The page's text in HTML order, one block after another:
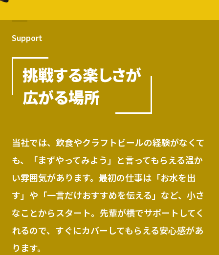
Support
挑戦する楽しさが
広がる場所
当社では、飲食やクラフトビールの経験がなくて
も、「まずやってみよう」と言ってもらえる温か
い雰囲気があります。最初の仕事は「お水を出
す」や「一言だけおすすめを伝える」など、小さ
なことからスタート。先輩が横でサポートしてく
れるので、すぐにカバーしてもらえる安心感があ
ります。